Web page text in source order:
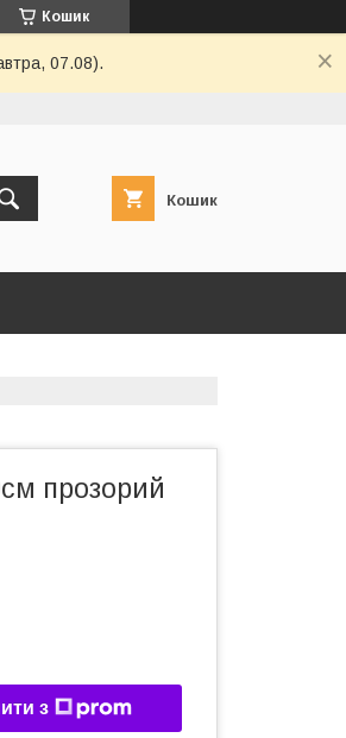
Кошик
07.08).
Кошик
прозорий
з